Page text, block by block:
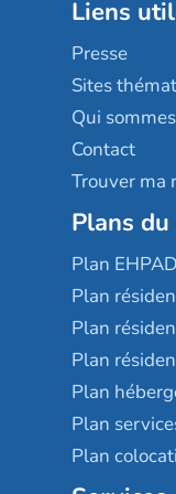
Les
Sérénys
Liens
Presse
Sites
Qui
Contact
Trouver ma
Plans
Plan
Plan
Plan
Plan
Plan
Plan
Plan